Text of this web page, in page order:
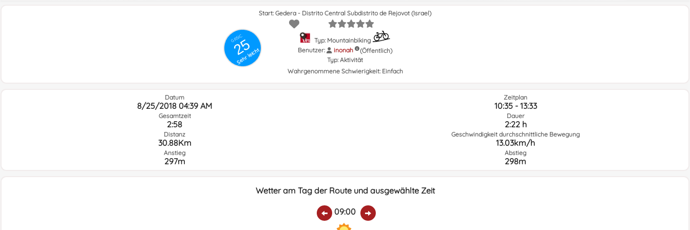
GRSIC
25
Sehr leicht
Start: Gedera - Distrito Central Subdistrito de Rejovot (Israel)
Typ: Mountainbiking
Benutzer:
inonah
(Öffentlich)
Typ: Aktivität
Wahrgenommene Schwierigkeit: Einfach
Datum
8/25/2018 04:39 AM
Gesamtzeit
2:58
Distanz
30.88Km
Anstieg
297m
Zeitplan
10:35 - 13:33
Dauer
2:22 h
Geschwindigkeit durchschnittliche Bewegung
13.03km/h
Abstieg
298m
Wetter am Tag der Route und ausgewählte Zeit
09:00